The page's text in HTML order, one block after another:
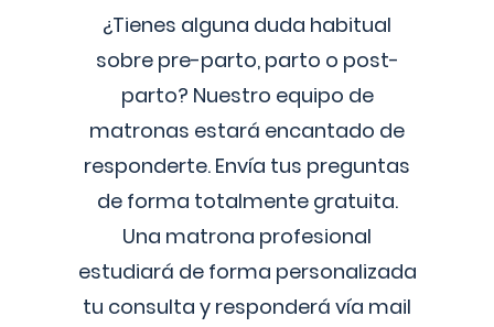
¿Tienes alguna duda habitual
sobre pre-parto, parto o post-
parto? Nuestro equipo de
matronas estará encantado de
responderte. Envía tus preguntas
de forma totalmente gratuita.
Una matrona profesional
estudiará de forma personalizada
tu consulta y responderá vía mail